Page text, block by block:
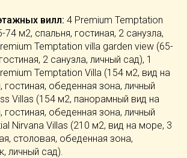
вилл: 4 Premium Temptation
м2, спальня, гостиная, 2 санузла,
Temptation villa garden view (65-
2 санузла, личный сад), 1
Temptation Villa (154 м2, вид на
гостиная, обеденная зона, личный
Villas (154 м2, панорамный вид на
гостиная, обеденная зона, личный
Nirvana Villas (210 м2, вид на море, 3
столовая, обеденная зона,
личный сад).